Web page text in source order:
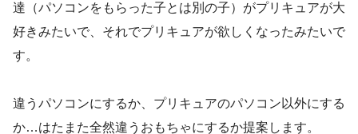
達（パソコンをもらった子とは別の子）がプリキュアが大
好きみたいで、それでプリキュアが欲しくなったみたいで
す。
違うパソコンにするか、プリキュアのパソコン以外にする
か…はたまた全然違うおもちゃにするか提案します。